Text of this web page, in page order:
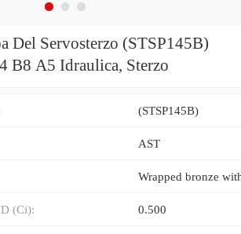
Del Servosterzo (STSP145B)
B8 A5 Idraulica, Sterzo
(STSP145B)
AST
Wrapped bronze
(Ci): 0.500